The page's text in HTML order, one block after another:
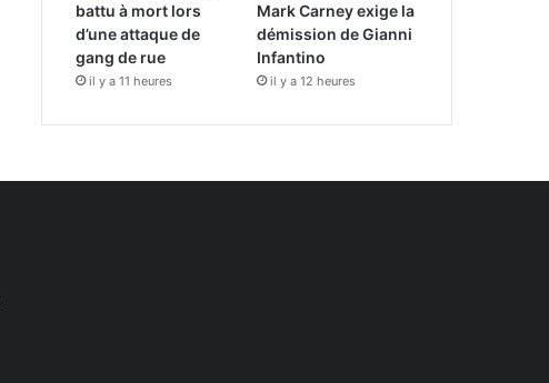
battu à mort lors
d’une attaque de
gang de rue
il y a 11 heures
Mark Carney exige la
démission de Gianni
Infantino
il y a 12 heures